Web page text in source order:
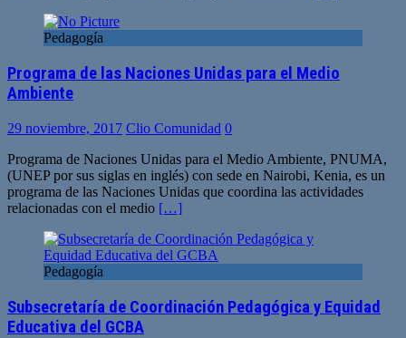
Pedagogía
Programa de las Naciones Unidas para el Medio
Ambiente
29 noviembre, 2017 Clio Comunidad 0
Programa de Naciones Unidas para el Medio Ambiente, PNUMA,
(UNEP por sus siglas en inglés) con sede en Nairobi, Kenia, es un
programa de las Naciones Unidas que coordina las actividades
relacionadas con el medio […]
Pedagogía
Subsecretaría de Coordinación Pedagógica y Equidad
Educativa del GCBA